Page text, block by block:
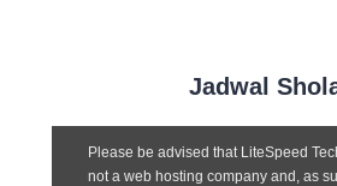
Jadwal